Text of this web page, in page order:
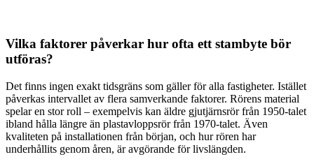
Vilka faktorer påverkar hur ofta ett stambyte bör
utföras?
Det finns ingen exakt tidsgräns som gäller för alla fastigheter. Istället
påverkas intervallet av flera samverkande faktorer. Rörens material
spelar en stor roll – exempelvis kan äldre gjutjärnsrör från 1950-talet
ibland hålla längre än plastavloppsrör från 1970-talet. Även
kvaliteten på installationen från början, och hur rören har
underhållits genom åren, är avgörande för livslängden.